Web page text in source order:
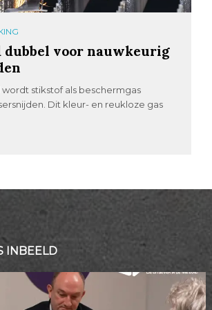
dubbel voor nauwkeurig
wordt stikstof als beschermgas
Dit kleur- en reukloze gas
INBEELD